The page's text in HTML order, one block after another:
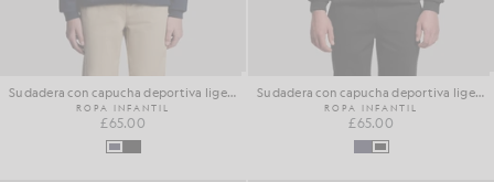
Sudadera con capucha deportiva ligera
ROPA INFANTIL
£65.00
Sudadera con capucha deportiva ligera
ROPA INFANTIL
£65.00